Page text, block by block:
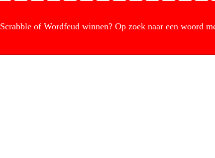
Scrabble of Wordfeud winnen? Op zoek naar een woord